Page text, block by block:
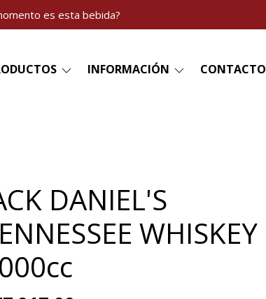
es esta bebida?
INFORMACIÓN CONTACTO
DANIEL'S
WHISKEY